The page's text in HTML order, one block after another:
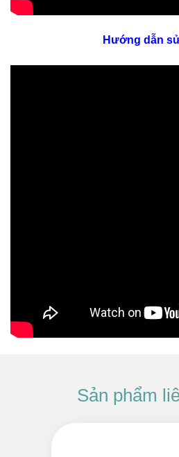
Hướng dẫn